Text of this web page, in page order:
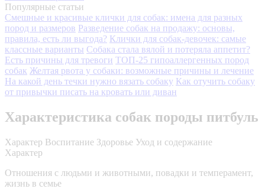
Популярные статьи
Смешные и красивые клички для собак: имена для разных
пород и размеров Разведение собак на продажу: основы,
правила, есть ли выгода? Клички для собак-девочек: самые
классные варианты Собака стала вялой и потеряла аппетит?
Есть причины для тревоги ТОП-25 гипоаллергенных пород
собак Желтая рвота у собаки: возможные причины и лечение
На какой день течки нужно вязать собаку Как отучить собаку
от привычки писать на кровать или диван
Характеристика собак породы питбуль
Характер Воспитание Здоровье Уход и содержание
Характер
Отношения с людьми и животными, повадки и темперамент,
жизнь в семье